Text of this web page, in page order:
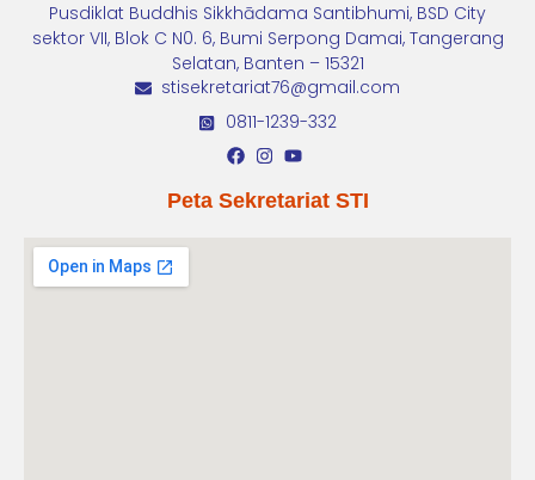
Pusdiklat Buddhis Sikkhādama Santibhumi, BSD City
sektor VII, Blok C N0. 6, Bumi Serpong Damai, Tangerang
Selatan, Banten – 15321
stisekretariat76@gmail.com
0811-1239-332
Peta Sekretariat STI